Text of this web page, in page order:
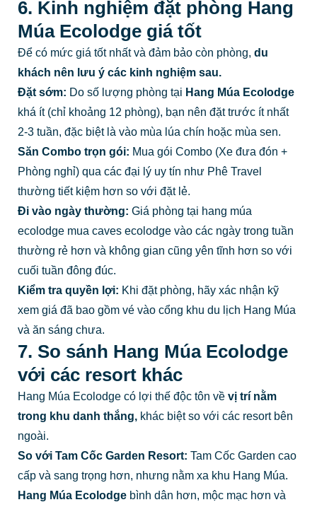
6. Kinh nghiệm đặt phòng Hang
Múa Ecolodge giá tốt
Để có mức giá tốt nhất và đảm bảo còn phòng, du
khách nên lưu ý các kinh nghiệm sau.
Đặt sớm: Do số lượng phòng tại Hang Múa Ecolodge
khá ít (chỉ khoảng 12 phòng), bạn nên đặt trước ít nhất
2-3 tuần, đặc biệt là vào mùa lúa chín hoặc mùa sen.
Săn Combo trọn gói: Mua gói Combo (Xe đưa đón +
Phòng nghỉ) qua các đại lý uy tín như Phê Travel
thường tiết kiệm hơn so với đặt lẻ.
Đi vào ngày thường: Giá phòng tại hang múa
ecolodge mua caves ecolodge vào các ngày trong tuần
thường rẻ hơn và không gian cũng yên tĩnh hơn so với
cuối tuần đông đúc.
Kiểm tra quyền lợi: Khi đặt phòng, hãy xác nhận kỹ
xem giá đã bao gồm vé vào cổng khu du lịch Hang Múa
và ăn sáng chưa.
7. So sánh Hang Múa Ecolodge
với các resort khác
Hang Múa Ecolodge có lợi thế độc tôn về vị trí nằm
trong khu danh thắng, khác biệt so với các resort bên
ngoài.
So với Tam Cốc Garden Resort: Tam Cốc Garden cao
cấp và sang trọng hơn, nhưng nằm xa khu Hang Múa.
Hang Múa Ecolodgebình dân hơn, mộc mạc hơn và